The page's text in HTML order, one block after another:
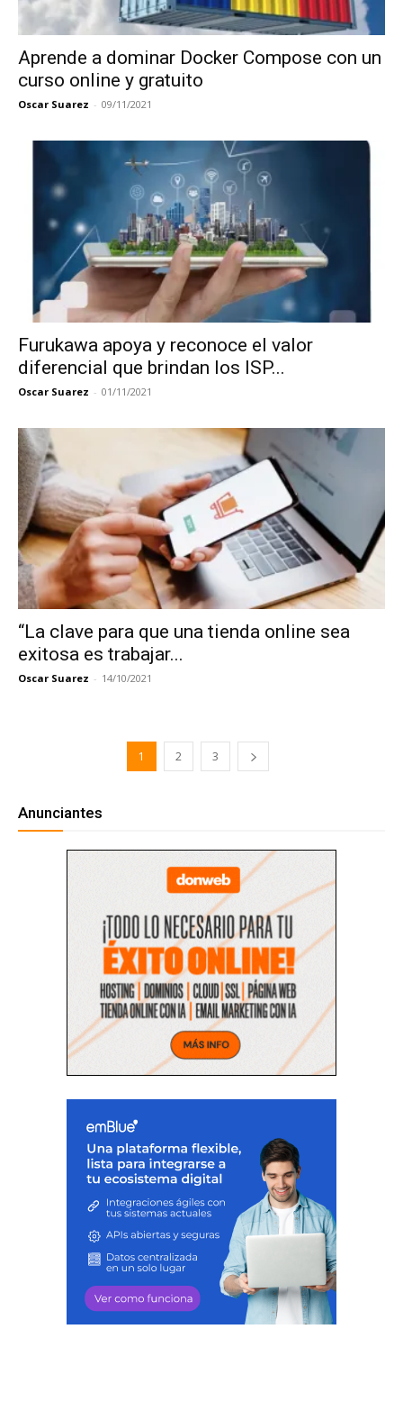
Aprende a dominar Docker Compose con un
curso online y gratuito
Oscar Suarez - 09/11/2021
Furukawa apoya y reconoce el valor
diferencial que brindan los ISP...
Oscar Suarez - 01/11/2021
“La clave para que una tienda online sea
exitosa es trabajar...
Oscar Suarez - 14/10/2021
1 2 3
Anunciantes